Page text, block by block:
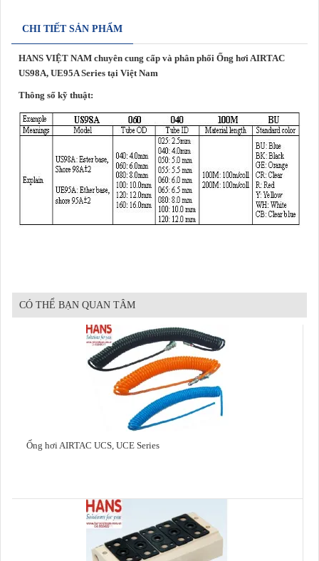
CHI TIẾT SẢN PHẨM
HANS VIỆT NAM chuyên cung cấp và phân phối Ống hơi AIRTAC
US98A, UE95A Series tại Việt Nam
Thông số kỹ thuật:
CÓ THỂ BẠN QUAN TÂM
Ống hơi AIRTAC UCS, UCE Series